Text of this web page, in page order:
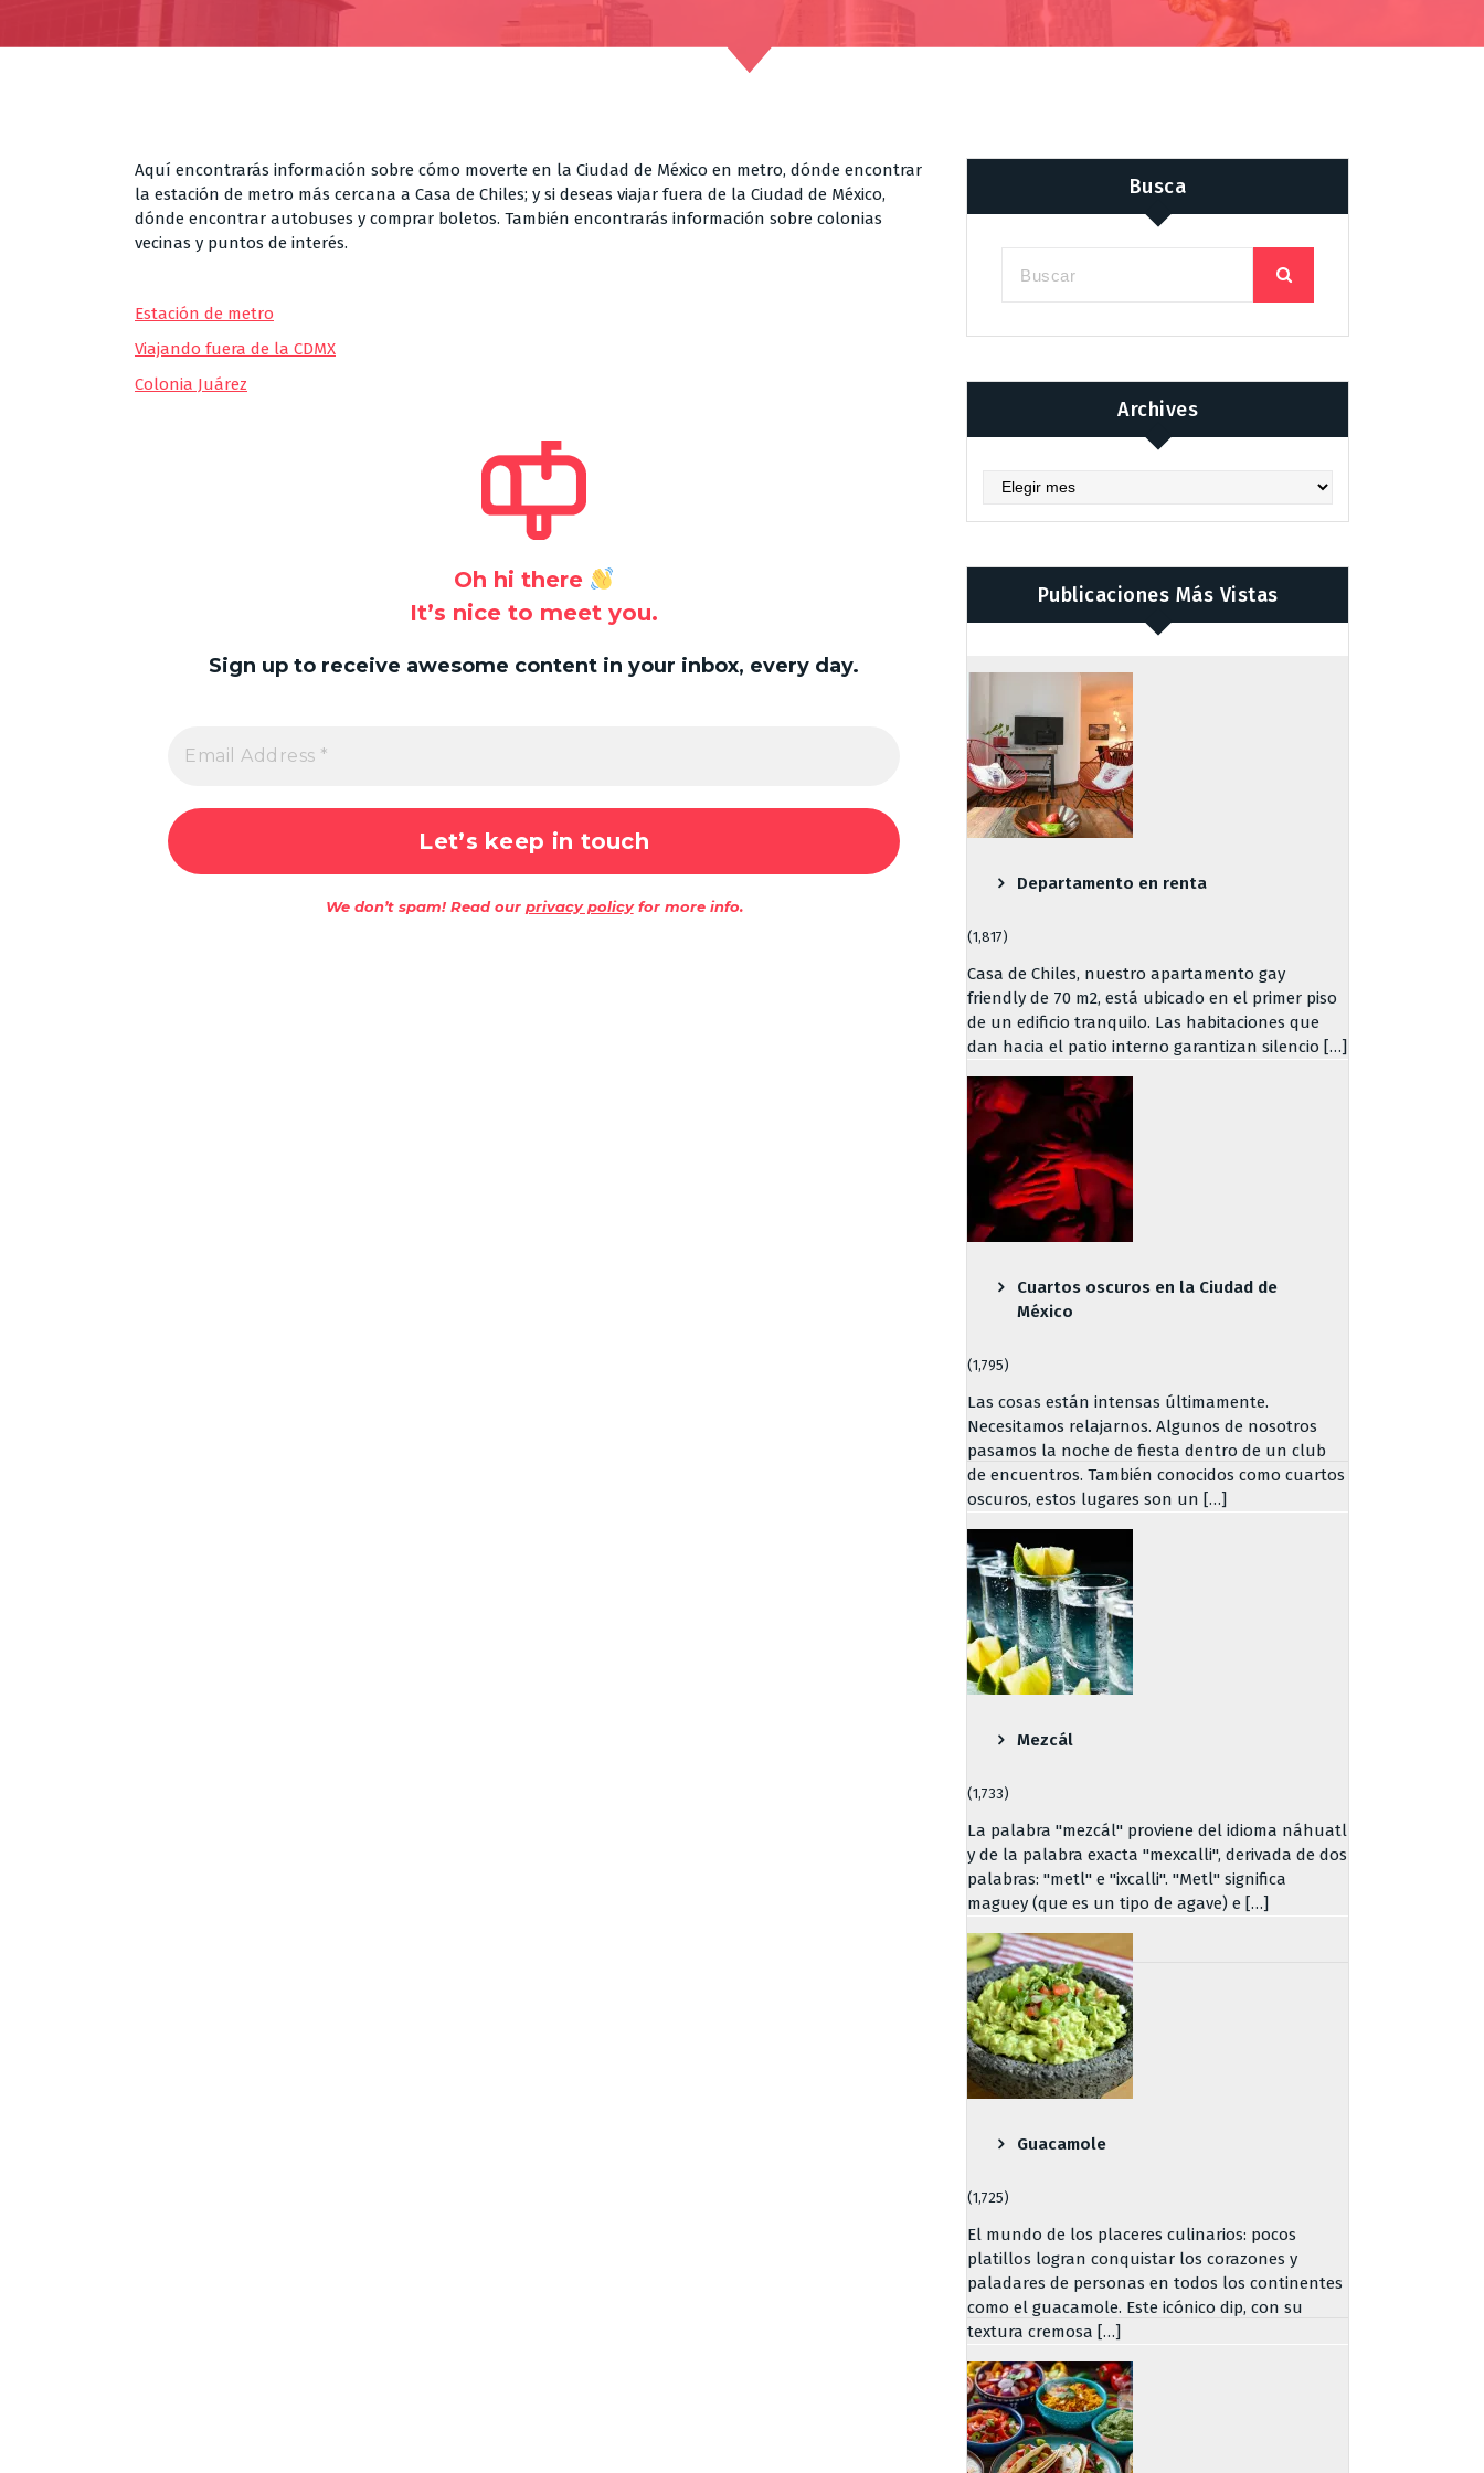
Aquí encontrarás información sobre cómo moverte en la Ciudad de México en metro, dónde encontrar
la estación de metro más cercana a Casa de Chiles; y si deseas viajar fuera de la Ciudad de México,
dónde encontrar autobuses y comprar boletos. También encontrarás información sobre colonias
vecinas y puntos de interés.
Estación de metro
Viajando fuera de la CDMX
Colonia Juárez
Oh hi there
It’s nice to meet you.
Sign up to receive awesome content in your inbox, every day.
We don’t spam! Read our privacy policyfor more info.
Busca
Archives
Archives
Publicaciones Más Vistas
Departamento en renta
(1,817)
Casa de Chiles, nuestro apartamento gay
friendly de 70 m2, está ubicado en el primer piso
de un edificio tranquilo. Las habitaciones que
dan hacia el patio interno garantizan silencio […]
Cuartos oscuros en la Ciudad de
México
(1,795)
Las cosas están intensas últimamente.
Necesitamos relajarnos. Algunos de nosotros
pasamos la noche de fiesta dentro de un club
de encuentros. También conocidos como cuartos
oscuros, estos lugares son un […]
Mezcál
(1,733)
La palabra "mezcál" proviene del idioma náhuatl
y de la palabra exacta "mexcalli", derivada de dos
palabras: "metl" e "ixcalli". "Metl" significa
maguey (que es un tipo de agave) e […]
Guacamole
(1,725)
El mundo de los placeres culinarios: pocos
platillos logran conquistar los corazones y
paladares de personas en todos los continentes
como el guacamole. Este icónico dip, con su
textura cremosa […]